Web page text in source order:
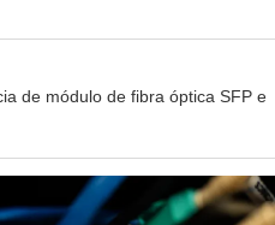
de módulo de fibra óptica SFP e